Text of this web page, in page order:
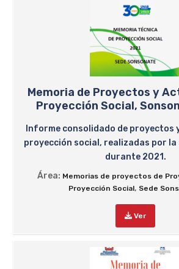
Memoria de Proyectos y
Proyección Social,
Informe consolidado de proyectos
proyección social, realizadas por la
durante 2021.
Área: Memorias de proyectos de
Proyección Social, Sede
Ver